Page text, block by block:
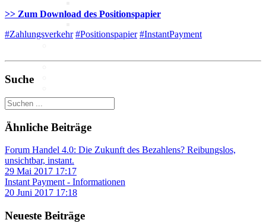
Allianz für Cyber-Sicherheit
E-Commerce
Best-Practices ZukunftHandel
KI
Deep Dive Künstliche
Intelligenz
KI-Kompetenzen
Digitale Innenstadt
>> Zum Download des Positionspapier
#Zahlungsverkehr #Positionspapier #InstantPayment
Suche
Ähnliche Beiträge
Forum Handel 4.0: Die Zukunft des Bezahlens? Reibungslos,
unsichtbar, instant.
29 Mai 2017 17:17
Instant Payment - Informationen
20 Juni 2017 17:18
Neueste Beiträge